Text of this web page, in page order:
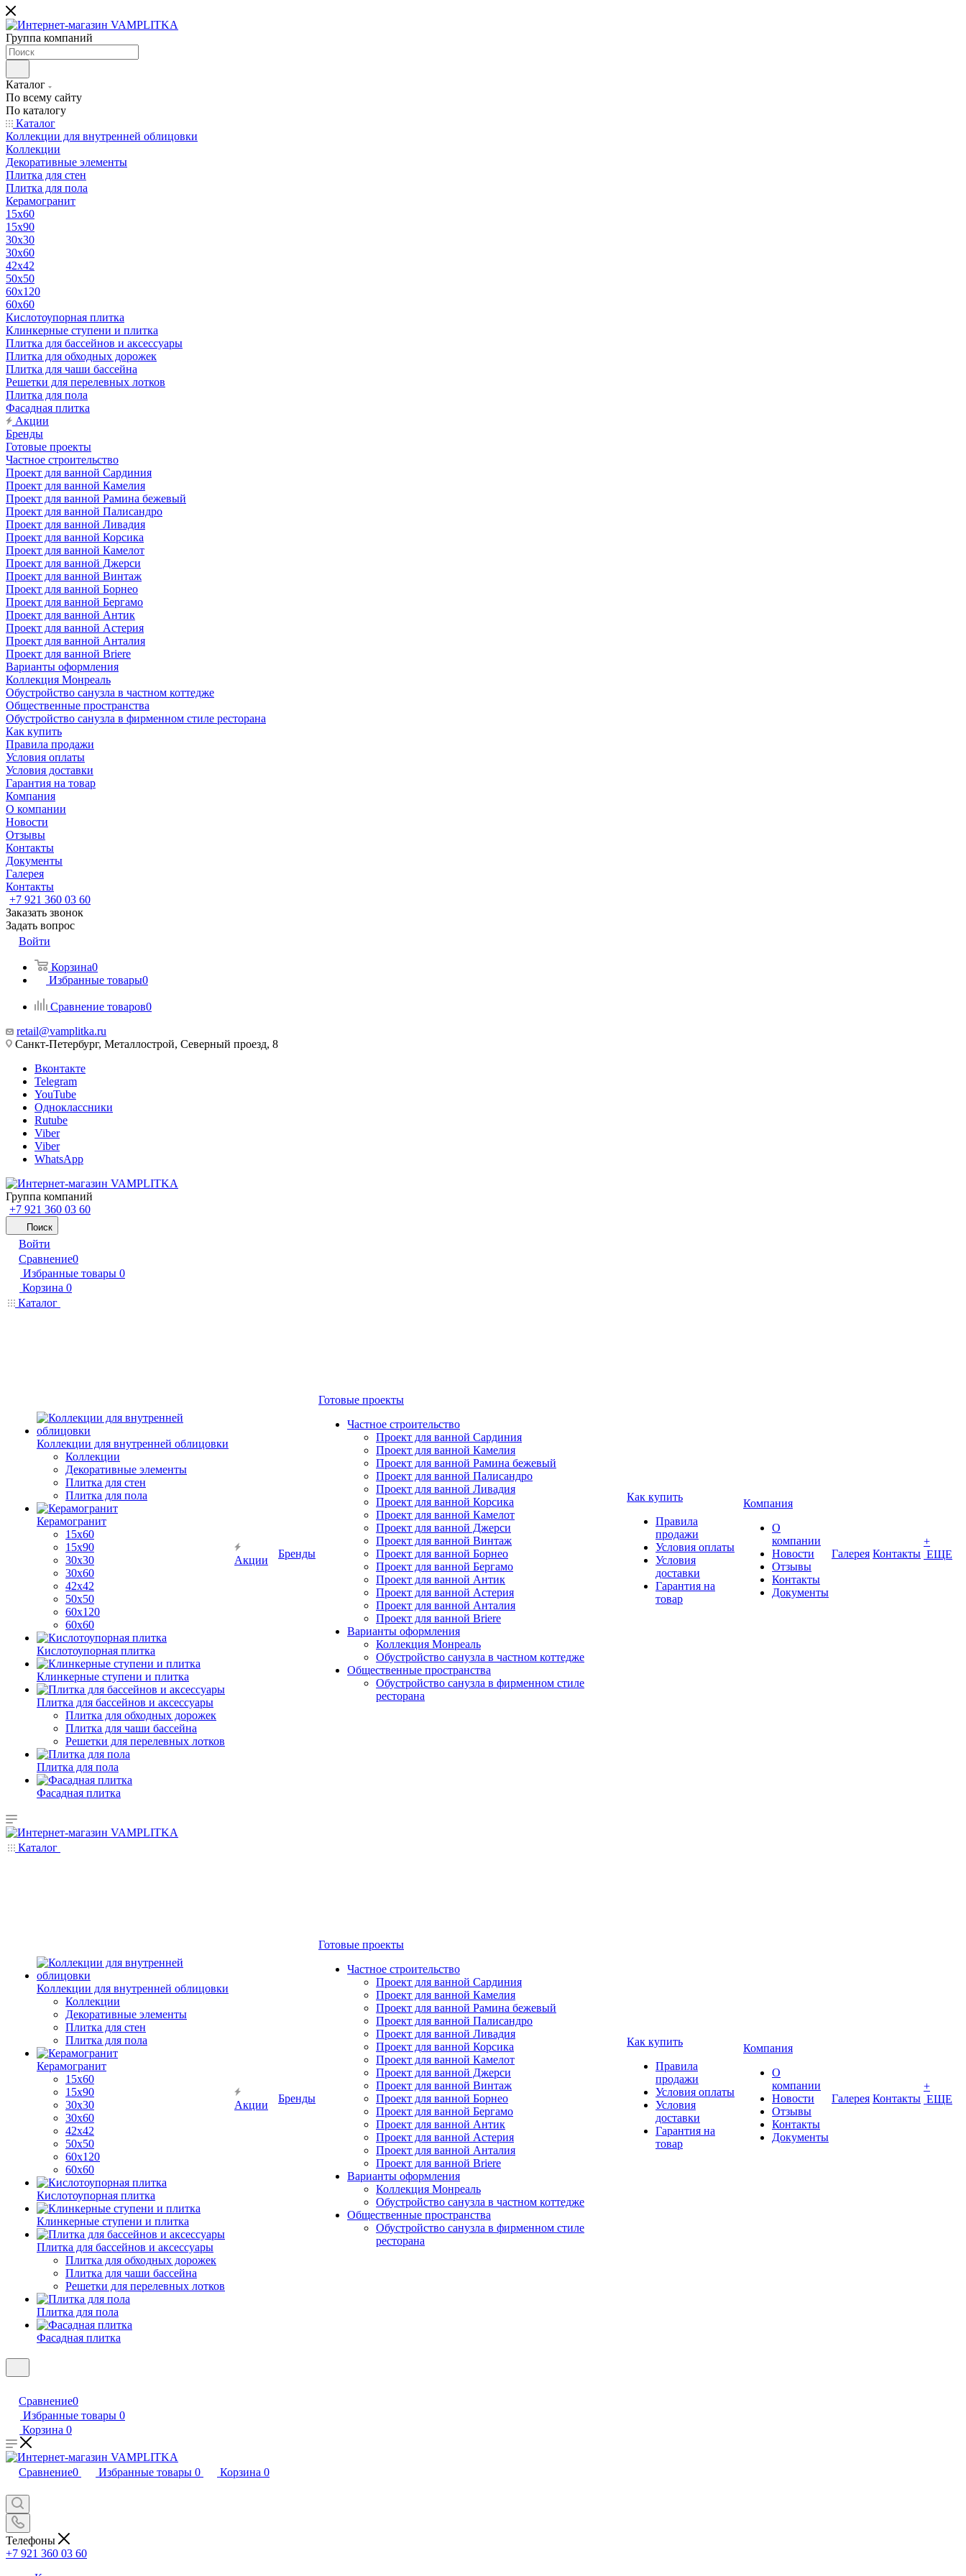
Группа компаний
Каталог
По всему сайту
По каталогу
Каталог
Коллекции для внутренней облицовки
Коллекции
Декоративные элементы
Плитка для стен
Плитка для пола
Керамогранит
15х60
15x90
30х30
30х60
42х42
50х50
60х120
60х60
Кислотоупорная плитка
Клинкерные ступени и плитка
Плитка для бассейнов и аксессуары
Плитка для обходных дорожек
Плитка для чаши бассейна
Решетки для перелевных лотков
Плитка для пола
Фасадная плитка
Акции
Бренды
Готовые проекты
Частное строительство
Проект для ванной Сардиния
Проект для ванной Камелия
Проект для ванной Рамина бежевый
Проект для ванной Палисандро
Проект для ванной Ливадия
Проект для ванной Корсика
Проект для ванной Камелот
Проект для ванной Джерси
Проект для ванной Винтаж
Проект для ванной Борнео
Проект для ванной Бергамо
Проект для ванной Антик
Проект для ванной Астерия
Проект для ванной Анталия
Проект для ванной Briere
Варианты оформления
Коллекция Монреаль
Обустройство санузла в частном коттедже
Общественные пространства
Обустройство санузла в фирменном стиле ресторана
Как купить
Правила продажи
Условия оплаты
Условия доставки
Гарантия на товар
Компания
О компании
Новости
Отзывы
Контакты
Документы
Галерея
Контакты
+7 921 360 03 60
Заказать звонок
Задать вопрос
Войти
Корзина0
Избранные товары0
Сравнение товаров0
retail@vamplitka.ru
Санкт-Петербург, Металлострой, Северный проезд, 8
Вконтакте
Telegram
YouTube
Одноклассники
Rutube
Viber
Viber
WhatsApp
Группа компаний
+7 921 360 03 60
Поиск
Войти
Сравнение0
Избранные товары 0
Корзина 0
Каталог
Коллекции для внутренней облицовки
Коллекции
Декоративные элементы
Плитка для стен
Плитка для пола
Керамогранит
15х60
15x90
30х30
30х60
42х42
50х50
60х120
60х60
Кислотоупорная плитка
Клинкерные ступени и плитка
Плитка для бассейнов и аксессуары
Плитка для обходных дорожек
Плитка для чаши бассейна
Решетки для перелевных лотков
Плитка для пола
Фасадная плитка
Акции
Бренды
Готовые проекты
Частное строительство
Проект для ванной Сардиния
Проект для ванной Камелия
Проект для ванной Рамина бежевый
Проект для ванной Палисандро
Проект для ванной Ливадия
Проект для ванной Корсика
Проект для ванной Камелот
Проект для ванной Джерси
Проект для ванной Винтаж
Проект для ванной Борнео
Проект для ванной Бергамо
Проект для ванной Антик
Проект для ванной Астерия
Проект для ванной Анталия
Проект для ванной Briere
Варианты оформления
Коллекция Монреаль
Обустройство санузла в частном коттедже
Общественные пространства
Обустройство санузла в фирменном стиле
ресторана
Как купить
Правила
продажи
Условия оплаты
Условия
доставки
Гарантия на
товар
Компания
О
компании
Новости
Отзывы
Контакты
Документы
Галерея Контакты
+
ЕЩЕ
Каталог
Коллекции для внутренней облицовки
Коллекции
Декоративные элементы
Плитка для стен
Плитка для пола
Керамогранит
15х60
15x90
30х30
30х60
42х42
50х50
60х120
60х60
Кислотоупорная плитка
Клинкерные ступени и плитка
Плитка для бассейнов и аксессуары
Плитка для обходных дорожек
Плитка для чаши бассейна
Решетки для перелевных лотков
Плитка для пола
Фасадная плитка
Акции
Бренды
Готовые проекты
Частное строительство
Проект для ванной Сардиния
Проект для ванной Камелия
Проект для ванной Рамина бежевый
Проект для ванной Палисандро
Проект для ванной Ливадия
Проект для ванной Корсика
Проект для ванной Камелот
Проект для ванной Джерси
Проект для ванной Винтаж
Проект для ванной Борнео
Проект для ванной Бергамо
Проект для ванной Антик
Проект для ванной Астерия
Проект для ванной Анталия
Проект для ванной Briere
Варианты оформления
Коллекция Монреаль
Обустройство санузла в частном коттедже
Общественные пространства
Обустройство санузла в фирменном стиле
ресторана
Как купить
Правила
продажи
Условия оплаты
Условия
доставки
Гарантия на
товар
Компания
О
компании
Новости
Отзывы
Контакты
Документы
Галерея Контакты
+
ЕЩЕ
Сравнение0
Избранные товары 0
Корзина 0
Сравнение0 Избранные товары 0 Корзина 0
Телефоны
+7 921 360 03 60